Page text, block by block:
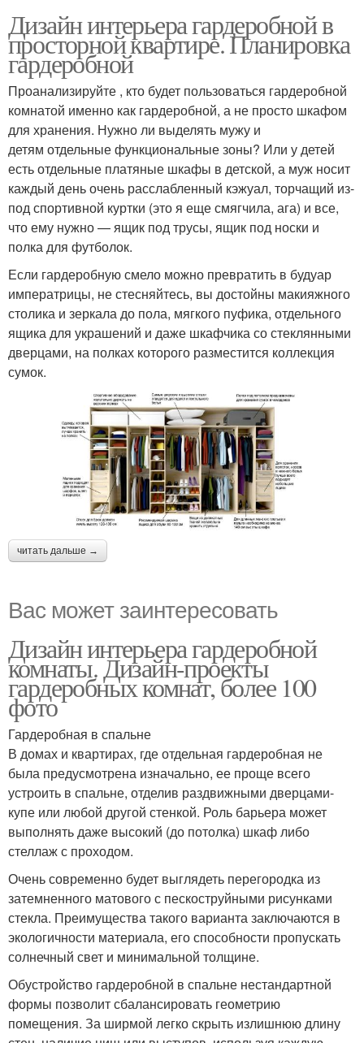
Дизайн интерьера гардеробной в
просторной квартире. Планировка
гардеробной
Проанализируйте , кто будет пользоваться гардеробной
комнатой именно как гардеробной, а не просто шкафом
для хранения. Нужно ли выделять мужу и
детям отдельные функциональные зоны? Или у детей
есть отдельные платяные шкафы в детской, а муж носит
каждый день очень расслабленный кэжуал, торчащий из-
под спортивной куртки (это я еще смягчила, ага) и все,
что ему нужно — ящик под трусы, ящик под носки и
полка для футболок.
Если гардеробную смело можно превратить в будуар
императрицы, не стесняйтесь, вы достойны макияжного
столика и зеркала до пола, мягкого пуфика, отдельного
ящика для украшений и даже шкафчика со стеклянными
дверцами, на полках которого разместится коллекция
сумок.
читать дальше →
Вас может заинтересовать
Дизайн интерьера гардеробной
комнаты. Дизайн-проекты
гардеробных комнат, более 100
фото
Гардеробная в спальне
В домах и квартирах, где отдельная гардеробная не
была предусмотрена изначально, ее проще всего
устроить в спальне, отделив раздвижными дверцами-
купе или любой другой стенкой. Роль барьера может
выполнять даже высокий (до потолка) шкаф либо
стеллаж с проходом.
Очень современно будет выглядеть перегородка из
затемненного матового с пескоструйными рисунками
стекла. Преимущества такого варианта заключаются в
экологичности материала, его способности пропускать
солнечный свет и минимальной толщине.
Обустройство гардеробной в спальне нестандартной
формы позволит сбалансировать геометрию
помещения. За ширмой легко скрыть излишнюю длину